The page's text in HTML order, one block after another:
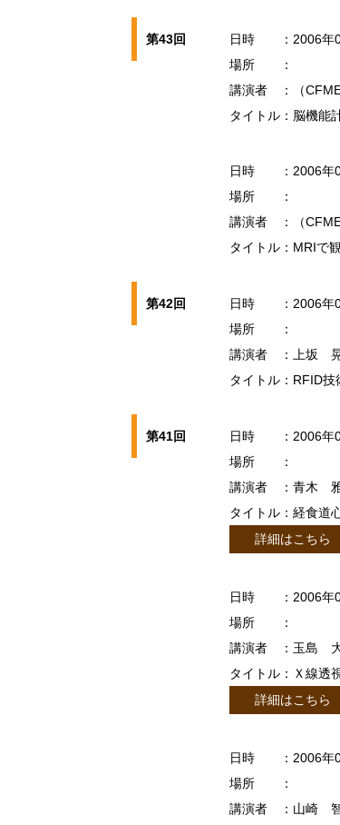
第43回 日時
：2006
場所
：
講演者
：（
タイトル：脳機能
日時
：2006
場所
：
講演者
：（
タイトル：MRIで
第42回 日時
：2006
場所
：
講演者
：上坂
タイトル：RFID技
第41回 日時
：2006
場所
：
講演者
：青木
タイトル：経食道
詳細はこちら
日時
：2006
場所
：
講演者
：玉島
タイトル：Ｘ線透
詳細はこちら
日時
：2006
場所
：
講演者
：山崎